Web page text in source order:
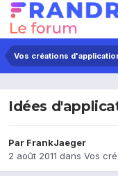
Vos créations
Idées
Par FrankJaeger
2 août 2011 dans Vos